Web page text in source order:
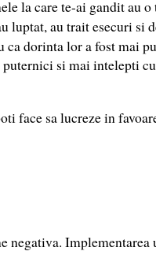
la care te-ai gandit au
luptat, au trait esecuri si
dorinta lor a fost mai
si mai intelepti
face sa lucreze in
negativa.